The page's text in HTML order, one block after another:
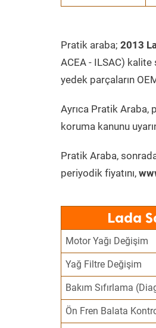
Pratik araba; 2013
ACEA - ILSAC)
yedek parçaların
Ayrıca Pratik Araba,
koruma kanunu
Pratik Araba,
periyodik fiyatını,
Lada
Motor Yağı Değişim
Yağ Filtre Değişim
Bakım Sıfırlama
Ön Fren Balata